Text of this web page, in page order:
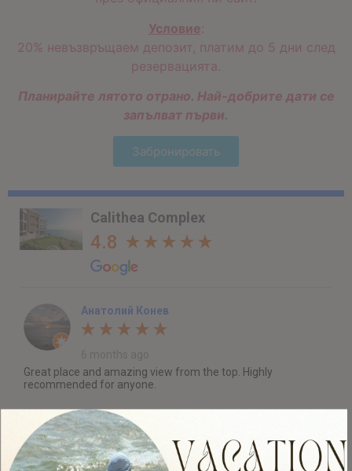
Условие:
20% невъзвръщаем депозит, платим до 5 дни след
резервацията.
Планирайте лятото отрано. Най-добрите дати се
запълват първи.
Забронировать
Calithea Complex
4.8
Анатолий Конев
Great place and amazing view from the top. Highly
recommended for anyone.
William I
7 months ago